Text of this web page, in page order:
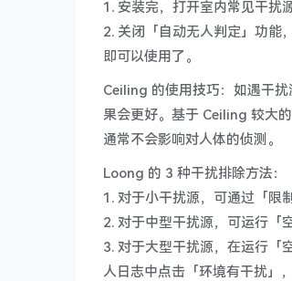
1. 安装完，打开室内常见干扰
2. 关闭「自动无人判定」功能
即可以使用了。
Ceiling 的使用技巧：如遇干
果会更好。基于 Ceiling 较大
通常不会影响对人体的侦测。
Loong 的 3 种干扰排除方法：
1. 对于小干扰源，可通过「限
2. 对于中型干扰源，可运行「
3. 对于大型干扰源，在运行「
人日志中点击「环境有干扰」